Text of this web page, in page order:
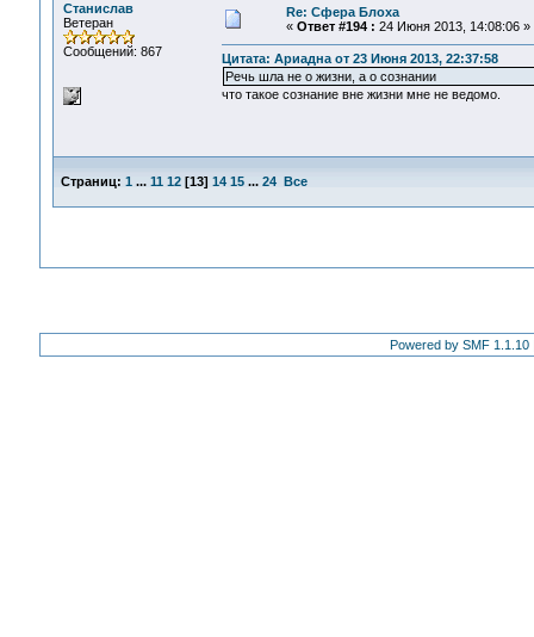
Станислав
Ветеран
Сообщений: 867
Re: Сфера Блоха
« Ответ #194 : 24 Июня 2013, 14:08:06 »
Цитата: Ариадна от 23 Июня 2013, 22:37:58
Речь шла не о жизни, а о сознании
что такое сознание вне жизни мне не ведомо.
Страниц: 1 ... 11 12[13] 14 15 ... 24 Все
Powered by SMF 1.1.10